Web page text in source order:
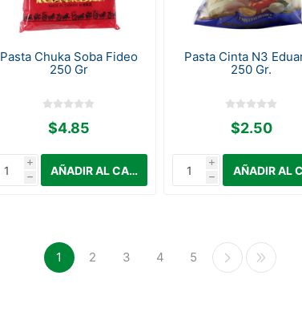
Pasta Chuka Soba Fideo
250 Gr
$4.85
i
h
Pasta Cinta N3
250 Gr.
$2.50
i
h
1 2 3 4 5